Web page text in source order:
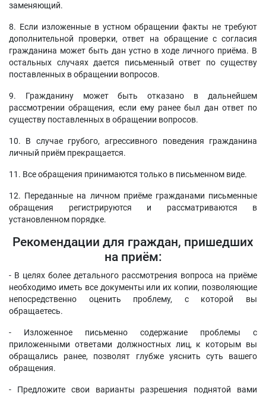
заменяющий.
8. Если изложенные в устном обращении факты не требуют
дополнительной проверки, ответ на обращение с согласия
гражданина может быть дан устно в ходе личного приёма. В
остальных случаях дается письменный ответ по существу
поставленных в обращении вопросов.
9. Гражданину может быть отказано в дальнейшем
рассмотрении обращения, если ему ранее был дан ответ по
существу поставленных в обращении вопросов.
10. В случае грубого, агрессивного поведения гражданина
личный приём прекращается.
11. Все обращения принимаются только в письменном виде.
12. Переданные на личном приёме гражданами письменные
обращения регистрируются и рассматриваются в
установленном порядке.
Рекомендации для граждан, пришедших
на приём:
- В целях более детального рассмотрения вопроса на приёме
необходимо иметь все документы или их копии, позволяющие
непосредственно оценить проблему, с которой вы
обращаетесь.
- Изложенное письменно содержание проблемы с
приложенными ответами должностных лиц, к которым вы
обращались ранее, позволят глубже уяснить суть вашего
обращения.
- Предложите свои варианты разрешения поднятой вами